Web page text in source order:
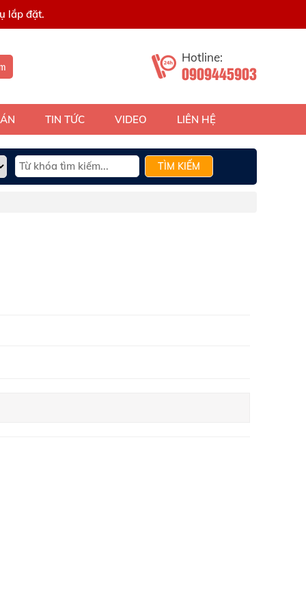
lắp đặt.
Hotline:
0909445903
TIN TỨC VIDEO LIÊN HỆ
TÌM KIẾM